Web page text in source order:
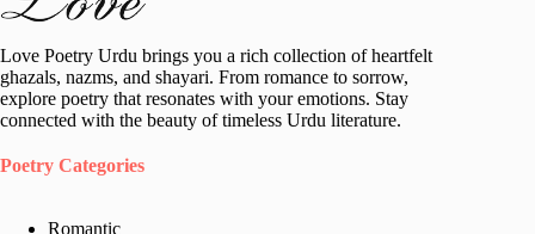
Love Poetry Urdu brings you a rich collection of heartfelt
ghazals, nazms, and shayari. From romance to sorrow,
explore poetry that resonates with your emotions. Stay
connected with the beauty of timeless Urdu literature.
Poetry Categories
Romantic